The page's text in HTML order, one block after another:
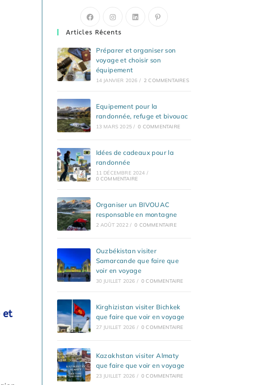
et
S’ouvre
un
nouvel
onglet
S’ouvre
nouvel
onglet
S’ouvre
nouvel
onglet
nouvel
Articles Récents
Préparer et organiser son
voyage et choisir son
équipement
14 JANVIER 2026 / 2 COMMENTAIRES
Equipement pour la
randonnée, refuge et bivouac
13 MARS 2025 / 0 COMMENTAIRE
Idées de cadeaux pour la
randonnée
11 DÉCEMBRE 2024 /
0 COMMENTAIRE
Organiser un BIVOUAC
responsable en montagne
2 AOÛT 2022 / 0 COMMENTAIRE
Ouzbékistan visiter
Samarcande que faire que
voir en voyage
30 JUILLET 2026 / 0 COMMENTAIRE
Kirghizistan visiter Bichkek
que faire que voir en voyage
27 JUILLET 2026 / 0 COMMENTAIRE
Kazakhstan visiter Almaty
que faire que voir en voyage
23 JUILLET 2026 / 0 COMMENTAIRE